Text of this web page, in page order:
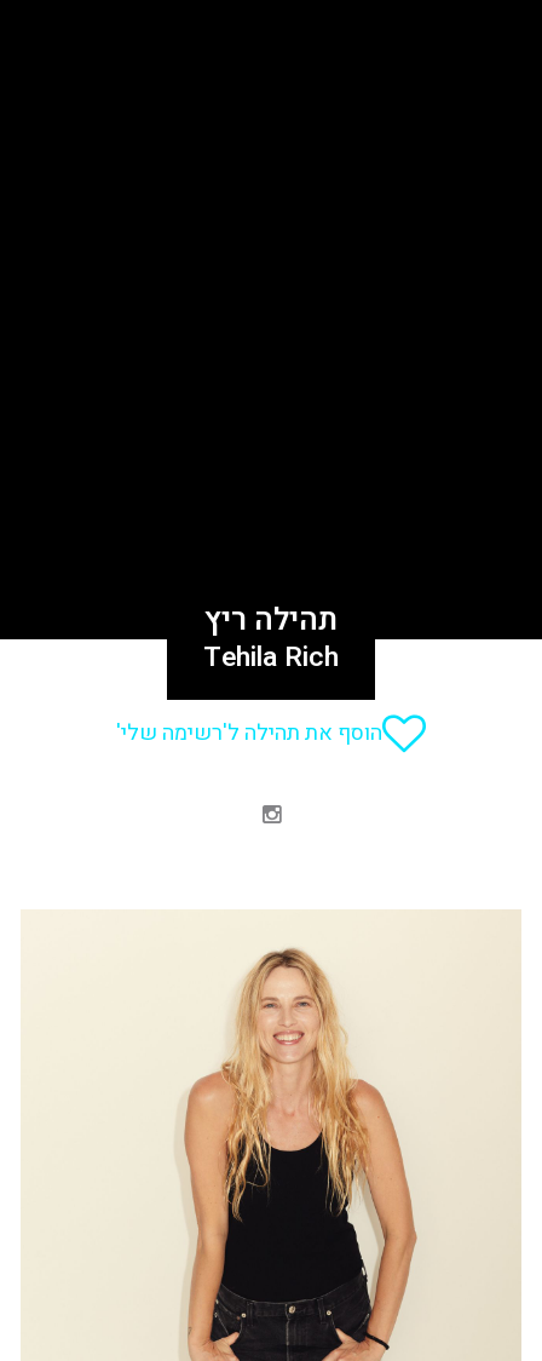
תהילה ריץ
Tehila Rich
הוסף את תהילה ל'רשימה שלי'